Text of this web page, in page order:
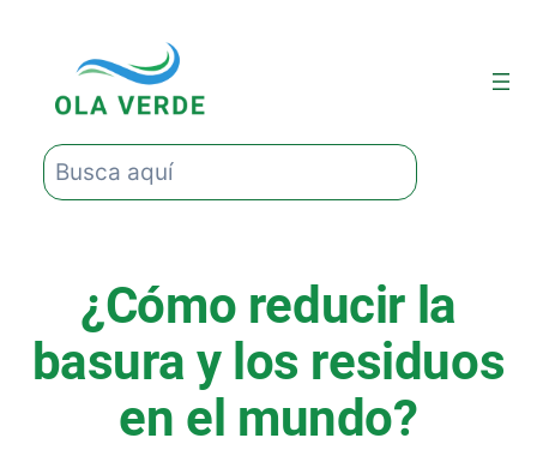
contenido
Buscar
¿Cómo reducir la
basura y los residuos
en el mundo?